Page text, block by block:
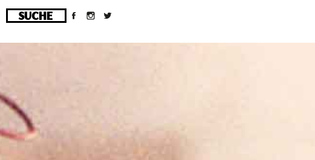
/homepages/10/d43051023/htdocs/wordpress/wp-